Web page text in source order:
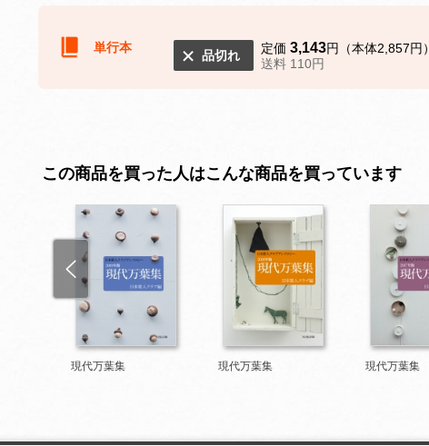
単行本
品切れ 定価 3,143円（本体2,857円）
送料 110円
この商品を買った人はこんな商品を買っています
現代万葉集 現代万葉集 現代万葉集